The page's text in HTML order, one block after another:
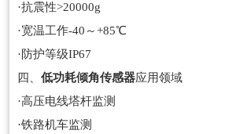
·抗震性>20000g
·宽温工作-40～+85℃
·防护等级IP67
四、 低功耗倾角传感器应用领域
·高压电线塔杆监测
·铁路机车监测